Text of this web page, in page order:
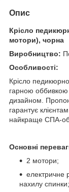
Опис
Крісло
мотори), чорна
Виробництво:
Особливості:
Крісло
гарною оббивкою
дизайном.
гарантує
найкраще СПА-
Основні
2 мотори;
електричне
нахилу спинки;